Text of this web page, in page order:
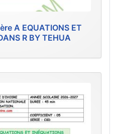
A EQUATIONS ET
R BY TEHUA